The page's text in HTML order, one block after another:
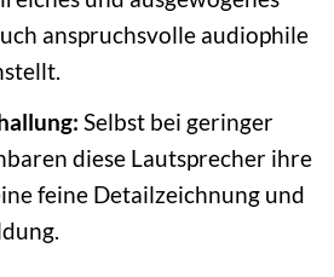
anspruchsvolle audiophile
Selbst bei geringer
diese Lautsprecher ihre
feine Detailzeichnung und